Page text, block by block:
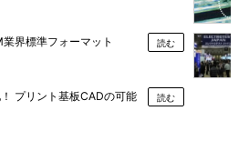
界標準フォーマット 読む
！ プリント基板CADの可能
読む